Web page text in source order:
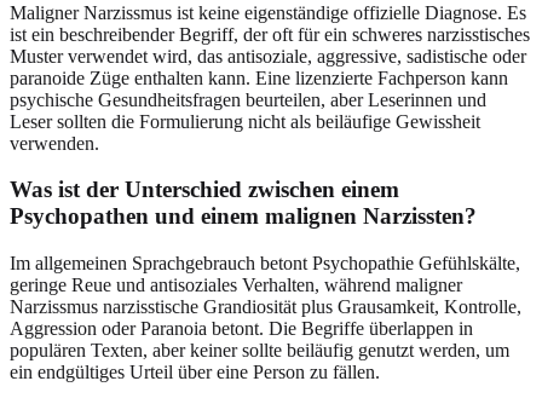
Maligner Narzissmus ist keine eigenständige offizielle Diagnose. Es
ist ein beschreibender Begriff, der oft für ein schweres narzisstisches
Muster verwendet wird, das antisoziale, aggressive, sadistische oder
paranoide Züge enthalten kann. Eine lizenzierte Fachperson kann
psychische Gesundheitsfragen beurteilen, aber Leserinnen und
Leser sollten die Formulierung nicht als beiläufige Gewissheit
verwenden.
Was ist der Unterschied zwischen einem
Psychopathen und einem malignen Narzissten?
Im allgemeinen Sprachgebrauch betont Psychopathie Gefühlskälte,
geringe Reue und antisoziales Verhalten, während maligner
Narzissmus narzisstische Grandiosität plus Grausamkeit, Kontrolle,
Aggression oder Paranoia betont. Die Begriffe überlappen in
populären Texten, aber keiner sollte beiläufig genutzt werden, um
ein endgültiges Urteil über eine Person zu fällen.